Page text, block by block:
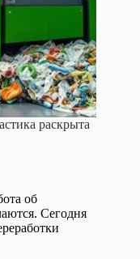
раскрыта
об
Сегодня